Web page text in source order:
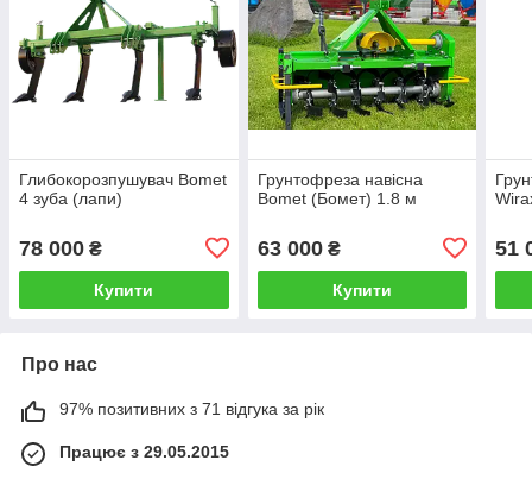
Глибокорозпушувач Bomet
4 зуба (лапи)
78 000 ₴
Купити
Грунтофреза навісна
Bomet (Бомет) 1.8 м
63 000₴
Купити
51
Про нас
97% позитивних з 71 відгука за рік
Працює з 29.05.2015